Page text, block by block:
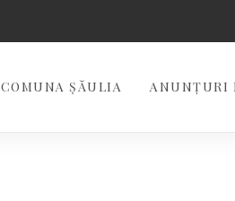
COMUNA ŞĂULIA ANUNȚURI